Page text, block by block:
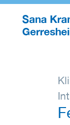
Sana